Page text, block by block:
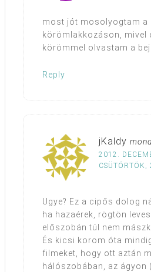
most jót mosolyogtam a
körömlakkozáson, mivel
körömmel olvastam a
Reply
jKaldy
2012.
CSÜTÖRTÖK,
Ugye? Ez a cipős dolog
ha hazaérek, rögtön
előszobán túl nem
És kicsi korom óta
filmeket, hogy ott aztán
hálószobában, az ágyon